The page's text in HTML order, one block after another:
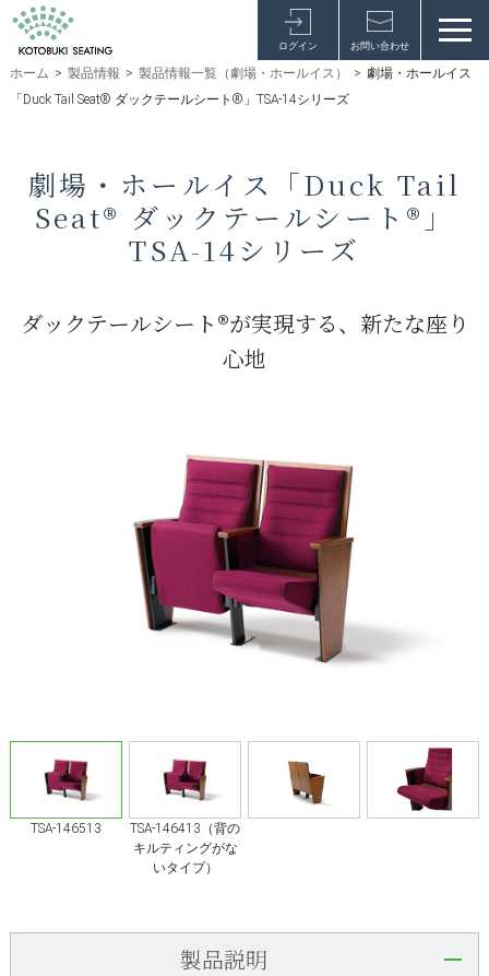
ログイン お問い合わせ
ホーム > 製品情報 > 製品情報一覧（劇場・ホールイス） > 劇場・ホールイス
「Duck Tail Seat® ダックテールシート®」TSA-14シリーズ
劇場・ホールイス「Duck Tail
Seat® ダックテールシート®」
TSA-14シリーズ
ダックテールシート®が実現する、新たな座り
心地
TSA-146513
TSA-146413（背の
キルティングがな
いタイプ）
製品説明